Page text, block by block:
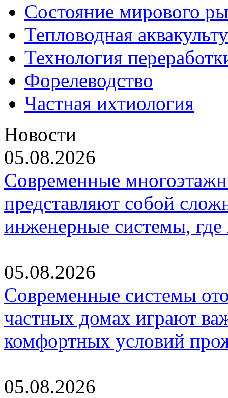
Состояние мирового
Тепловодная
Технология
Форелеводство
Частная ихтиология
Новости
05.08.2026
Современные
представляют собой
инженерные системы,
05.08.2026
Современные системы
частных домах играют
комфортных условий
05.08.2026